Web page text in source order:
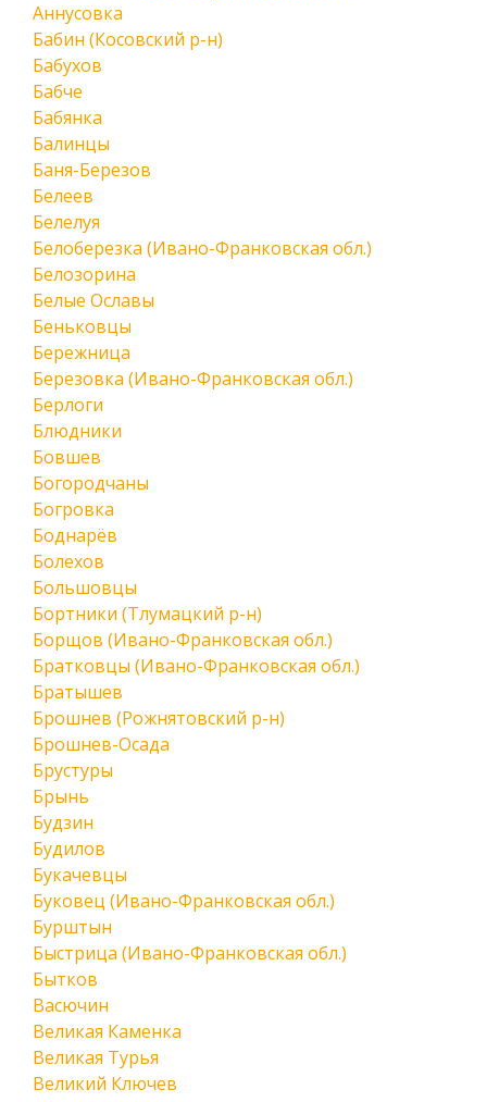
Аннусовка
Бабин (Косовский р-н)
Бабухов
Бабче
Бабянка
Балинцы
Баня-Березов
Белеев
Белелуя
Белоберезка (Ивано-Франковская обл.)
Белозорина
Белые Ославы
Беньковцы
Бережница
Березовка (Ивано-Франковская обл.)
Берлоги
Блюдники
Бовшев
Богородчаны
Богровка
Боднарёв
Болехов
Большовцы
Бортники (Тлумацкий р-н)
Борщов (Ивано-Франковская обл.)
Братковцы (Ивано-Франковская обл.)
Братышев
Брошнев (Рожнятовский р-н)
Брошнев-Осада
Брустуры
Брынь
Будзин
Будилов
Букачевцы
Буковец (Ивано-Франковская обл.)
Бурштын
Быстрица (Ивано-Франковская обл.)
Бытков
Васючин
Великая Каменка
Великая Турья
Великий Ключев